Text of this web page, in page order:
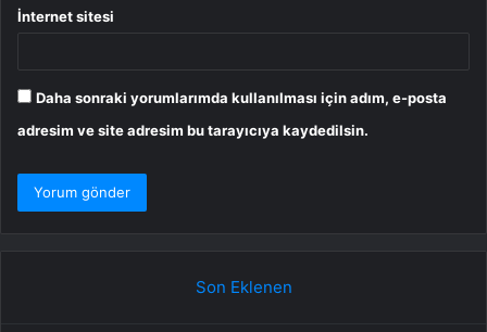
İnternet sitesi
Daha sonraki yorumlarımda kullanılması için adım, e-posta
adresim ve site adresim bu tarayıcıya kaydedilsin.
Son Eklenen